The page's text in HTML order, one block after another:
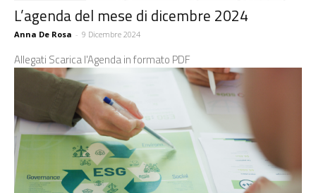
L’agenda del mese di dicembre 2024
Anna De Rosa - 9 Dicembre 2024
Allegati Scarica l'Agenda in formato PDF